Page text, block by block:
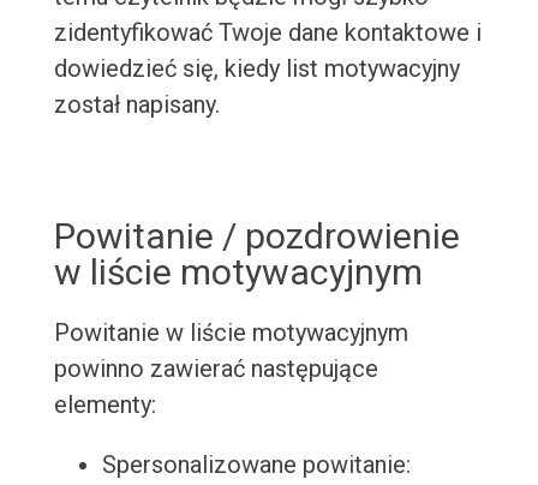
zidentyfikować Twoje dane kontaktowe i
dowiedzieć się, kiedy list motywacyjny
został napisany.
Powitanie / pozdrowienie
w liście motywacyjnym
Powitanie w liście motywacyjnym
powinno zawierać następujące
elementy:
Spersonalizowane powitanie: